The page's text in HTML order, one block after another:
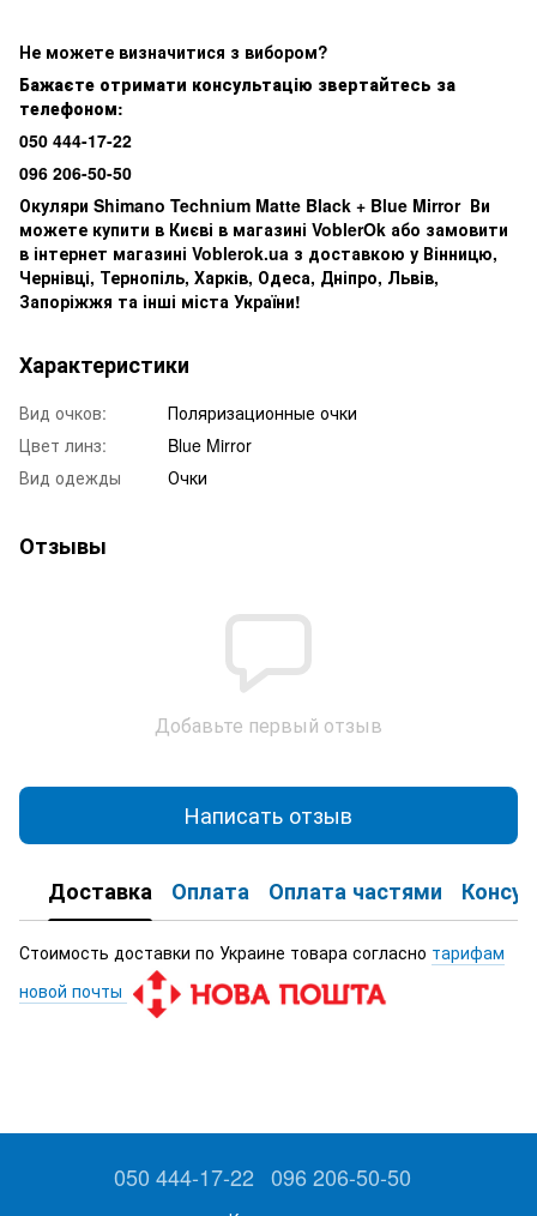
Не можете визначитися з вибором?
Бажаєте отримати консультацію звертайтесь за
телефоном:
050 444-17-22
096 206-50-50
Окуляри Shimano Technium Matte Black + Blue Mirror Ви
можете купити в Києві в магазині VoblerOk або замовити
в інтернет магазині Voblerok.ua з доставкою у Вінницю,
Чернівці, Тернопіль, Харків, Одеса, Дніпро, Львів,
Запоріжжя та інші міста України!
Характеристики
Вид очков:
Поляризационные очки
Цвет линз:
Blue Mirror
Вид одежды
Очки
Отзывы
Добавьте первый отзыв
Написать отзыв
Доставка Оплата Оплата частями
Стоимость доставки по Украине товара согласно тарифам
новой почты
050 444-17-22 096 206-50-50